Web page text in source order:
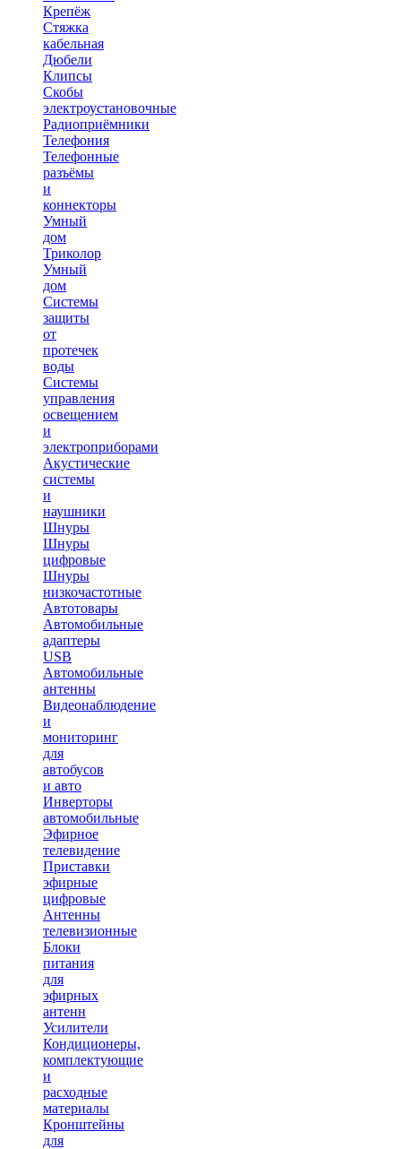
Крепёж
Стяжка
кабельная
Дюбели
Клипсы
Скобы
электроустановочные
Радиоприёмники
Телефония
Телефонные
разъёмы
и
коннекторы
Умный
дом
Триколор
Умный
дом
Системы
защиты
от
протечек
воды
Системы
управления
освещением
и
электроприборами
Акустические
системы
и
наушники
Шнуры
Шнуры
цифровые
Шнуры
низкочастотные
Автотовары
Автомобильные
адаптеры
USB
Автомобильные
антенны
Видеонаблюдение
и
мониторинг
для
автобусов
и авто
Инверторы
автомобильные
Эфирное
телевидение
Приставки
эфирные
цифровые
Антенны
телевизионные
Блоки
питания
для
эфирных
антенн
Усилители
Кондиционеры,
комплектующие
и
расходные
материалы
Кронштейны
для